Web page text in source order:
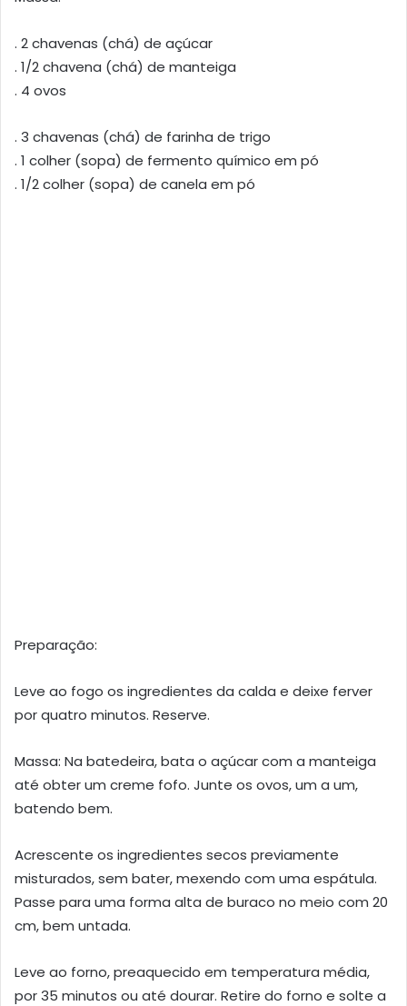
. 2 chavenas (chá) de açúcar
. 1/2 chavena (chá) de manteiga
. 4 ovos
. 3 chavenas (chá) de farinha de trigo
. 1 colher (sopa) de fermento químico em pó
. 1/2 colher (sopa) de canela em pó
Preparação:
Leve ao fogo os ingredientes da calda e deixe ferver
por quatro minutos. Reserve.
Massa: Na batedeira, bata o açúcar com a manteiga
até obter um creme fofo. Junte os ovos, um a um,
batendo bem.
Acrescente os ingredientes secos previamente
misturados, sem bater, mexendo com uma espátula.
Passe para uma forma alta de buraco no meio com 20
cm, bem untada.
Leve ao forno, preaquecido em temperatura média,
por 35 minutos ou até dourar. Retire do forno e solte a